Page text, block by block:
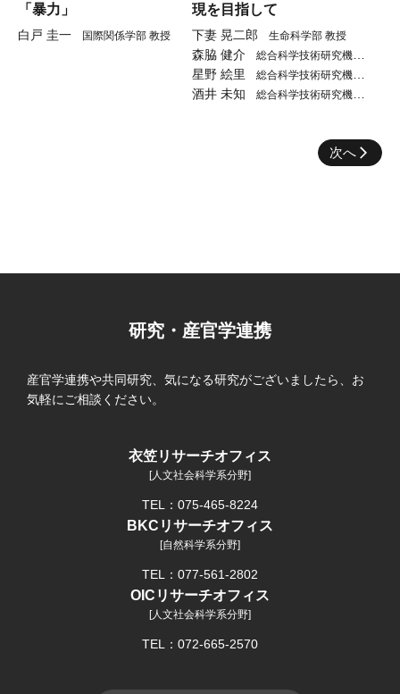
「暴力」
白戸 圭一 国際関係学部 教授
現を目指して
下妻 晃二郎 生命科学部 教授
森脇 健介
総合科学技術研究機構
准教授
星野 絵里
総合科学技術研究機構
准教授
酒井 未知
総合科学技術研究機構
次へ
研究・産官学連携
産官学連携や共同研究、気になる研究がございましたら、お
気軽にご相談ください。
衣笠リサーチオフィス
[人文社会科学系分野]
TEL：075-465-8224
BKCリサーチオフィス
[自然科学系分野]
TEL：077-561-2802
OICリサーチオフィス
[人文社会科学系分野]
TEL：072-665-2570